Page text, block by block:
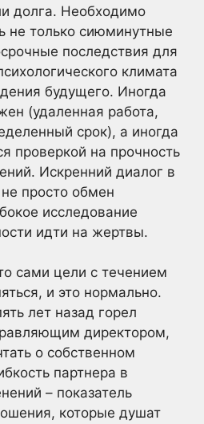
долга. Необходимо
не только сиюминутные
последствия для
климата
будущего. Иногда
(удаленная работа,
срок), а иногда
проверкой на прочность
Искренний диалог в
просто обмен
исследование
идти на жертвы.
сами цели с течением
и это нормально.
лет назад горел
директором,
о собственном
партнера в
– показатель
которые душат